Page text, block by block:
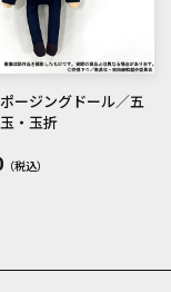
ージングドール／五
・玉折